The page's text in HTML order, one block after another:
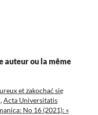
auteur ou la même
et zakochać się
,Acta Universitatis
No 16 (2021): «